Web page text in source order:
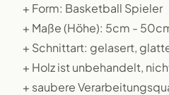
+ Form: Basketball Spieler
+ Maße (Höhe): 5cm -
+ Schnittart: gelasert,
+ Holz ist unbehandelt,
+ saubere